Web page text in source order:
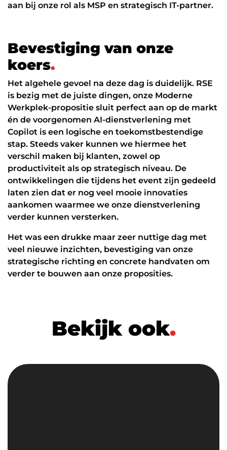
aan bij onze rol als MSP en strategisch IT-partner.
Bevestiging van onze
koers.
Het algehele gevoel na deze dag is duidelijk. RSE
is bezig met de juiste dingen, onze Moderne
Werkplek-propositie sluit perfect aan op de markt
én de voorgenomen AI-dienstverlening met
Copilot is een logische en toekomstbestendige
stap. Steeds vaker kunnen we hiermee het
verschil maken bij klanten, zowel op
productiviteit als op strategisch niveau. De
ontwikkelingen die tijdens het event zijn gedeeld
laten zien dat er nog veel mooie innovaties
aankomen waarmee we onze dienstverlening
verder kunnen versterken.
Het was een drukke maar zeer nuttige dag met
veel nieuwe inzichten, bevestiging van onze
strategische richting en concrete handvaten om
verder te bouwen aan onze proposities.
Bekijk ook